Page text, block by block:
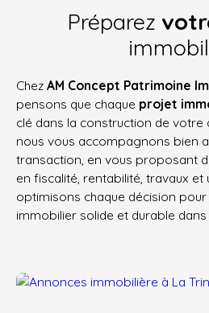
Préparez
Chez AM Concept Patrimoine
pensons que chaque projet
clé dans la construction de votre
nous vous accompagnons bien
transaction, en vous proposant
en fiscalité, rentabilité, travaux et
optimisons chaque décision
immobilier solide et durable dans